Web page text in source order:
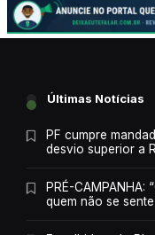
Últimas Notícias
PF cumpre
desvio superior a
PRÉ-
quem não se